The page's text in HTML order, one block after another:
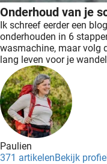
Onderhoud van je
Ik schreef eerder een
onderhouden in 6
wasmachine, maar volg
lang leven voor je
Paulien
371 artikelenBekijk